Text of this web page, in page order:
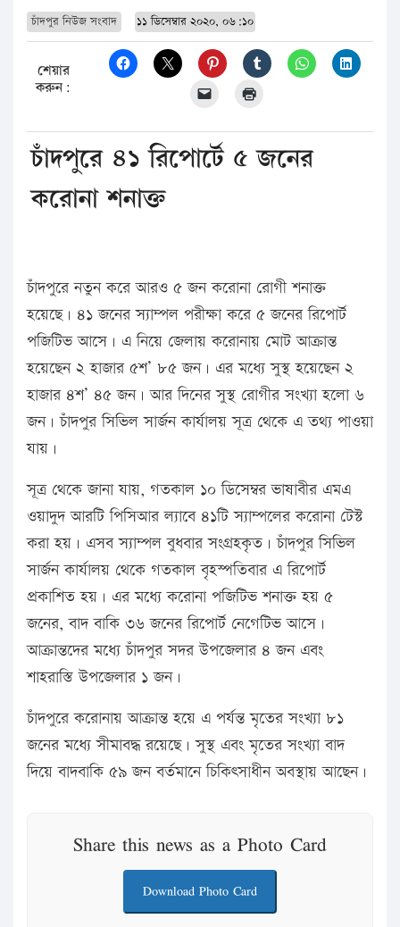
চাঁদপুর নিউজ সংবাদ ১১ ডিসেম্বার ২০২০, ০৬:১০
শেয়ার
করুন:
চাঁদপুরে ৪১ রিপোর্টে ৫ জনের
করোনা শনাক্ত
চাঁদপুরে নতুন করে আরও ৫ জন করোনা রোগী শনাক্ত
হয়েছে। ৪১ জনের স্যাম্পল পরীক্ষা করে ৫ জনের রিপোর্ট
পজিটিভ আসে। এ নিয়ে জেলায় করোনায় মোট আক্রান্ত
হয়েছেন ২ হাজার ৫শ’ ৮৫ জন। এর মধ্যে সুস্থ হয়েছেন ২
হাজার ৪শ’ ৪৫ জন। আর দিনের সুস্থ রোগীর সংখ্যা হলো ৬
জন। চাঁদপুর সিভিল সার্জন কার্যালয় সূত্র থেকে এ তথ্য পাওয়া
যায়।
সূত্র থেকে জানা যায়, গতকাল ১০ ডিসেম্বর ভাষাবীর এমএ
ওয়াদুদ আরটি পিসিআর ল্যাবে ৪১টি স্যাম্পলের করোনা টেস্ট
করা হয়। এসব স্যাম্পল বুধবার সংগ্রহকৃত। চাঁদপুর সিভিল
সার্জন কার্যালয় থেকে গতকাল বৃহস্পতিবার এ রিপোর্ট
প্রকাশিত হয়। এর মধ্যে করোনা পজিটিভ শনাক্ত হয় ৫
জনের, বাদ বাকি ৩৬ জনের রিপোর্ট নেগেটিভ আসে।
আক্রান্তদের মধ্যে চাঁদপুর সদর উপজেলার ৪ জন এবং
শাহরাস্তি উপজেলার ১ জন।
চাঁদপুরে করোনায় আক্রান্ত হয়ে এ পর্যন্ত মৃতের সংখ্যা ৮১
জনের মধ্যে সীমাবদ্ধ রয়েছে। সুস্থ এবং মৃতের সংখ্যা বাদ
দিয়ে বাদবাকি ৫৯ জন বর্তমানে চিকিৎসাধীন অবস্থায় আছেন।
Share this news as a Photo Card
Download Photo Card